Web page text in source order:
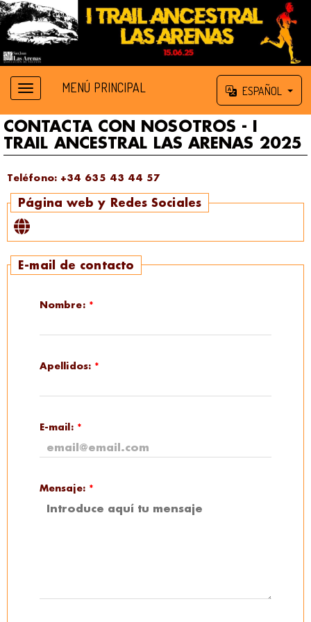
MENÚ PRINCIPAL ESPAÑOL
CONTACTA CON NOSOTROS - I
TRAIL ANCESTRAL LAS ARENAS 2025
Teléfono:+34 635 43 44 57
Página web y Redes Sociales
E-mail de contacto
Nombre: *
Apellidos: *
E-mail: *
Mensaje: *